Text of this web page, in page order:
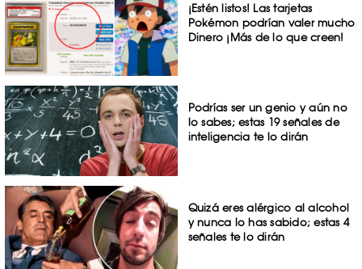
¡Estén listos! Las tarjetas
Pokémon podrían valer mucho
Dinero ¡Más de lo que creen!
Podrías ser un genio y aún no
lo sabes; estas 19 señales de
inteligencia te lo dirán
Quizá eres alérgico al alcohol
y nunca lo has sabido; estas 4
señales te lo dirán